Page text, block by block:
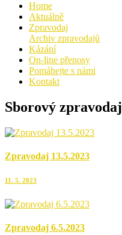
Home
Aktuálně
Zpravodaj
Archiv zpravodajů
Kázání
On-line přenosy
Pomáhejte s námi
Kontakt
Sborový zpravodaj
Zpravodaj 13.5.2023
11. 5. 2023
Zpravodaj 6.5.2023